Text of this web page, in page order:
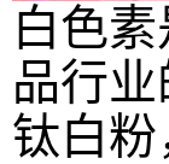
白色
品行
钛白